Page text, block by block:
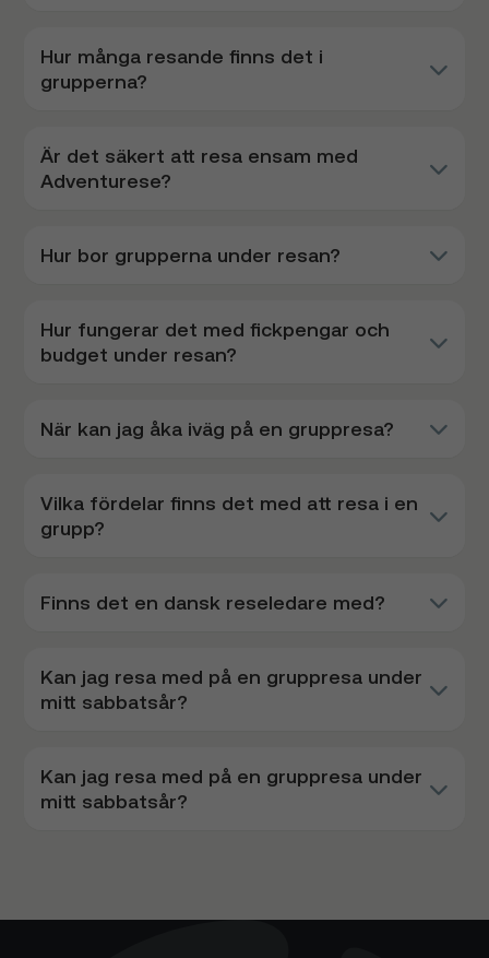
Hur många resande finns det i
grupperna?
Är det säkert att resa ensam med
Adventurese?
Hur bor grupperna under resan?
Hur fungerar det med fickpengar och
budget under resan?
När kan jag åka iväg på en gruppresa?
Vilka fördelar finns det med att resa i en
grupp?
Finns det en dansk reseledare med?
Kan jag resa med på en gruppresa under
mitt sabbatsår?
Kan jag resa med på en gruppresa under
mitt sabbatsår?